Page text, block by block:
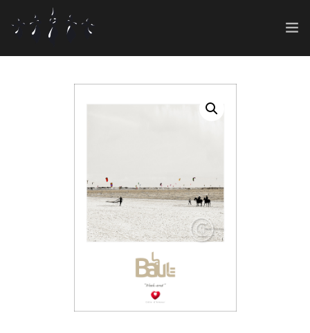
GRAPHIC 360°